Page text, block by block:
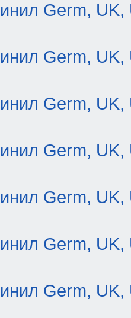
Germ, UK,
Germ, UK,
Germ, UK,
Germ, UK,
Germ, UK,
Germ, UK,
Germ, UK,